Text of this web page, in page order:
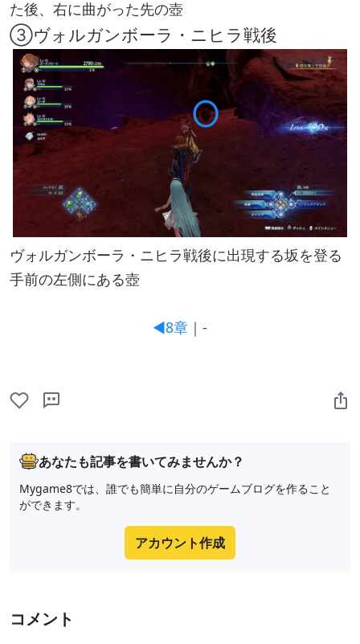
た後、右に曲がった先の壺
③ヴォルガンボーラ・ニヒラ戦後
ヴォルガンボーラ・ニヒラ戦後に出現する坂を登る
手前の左側にある壺
◀8章 ｜-
あなたも記事を書いてみませんか？
Mygame8では、誰でも簡単に自分のゲームブログを作ること
ができます。
アカウント作成
コメント